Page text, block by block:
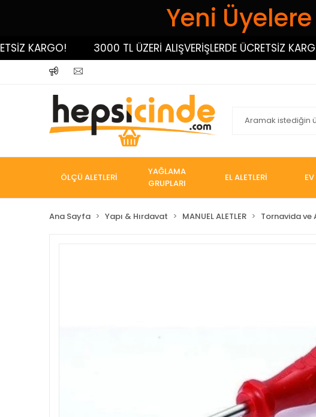
Yeni
KARGO! 3000 TL ÜZERİ ALIŞVERİŞLERDE ÜCRETSİZ KARGO!
ÖLÇÜ ALETLERİ
YAĞLAMA
GRUPLARI
EL ALETLERİ
Ana Sayfa Yapı & Hırdavat MANUEL ALETLER Tornavida ve